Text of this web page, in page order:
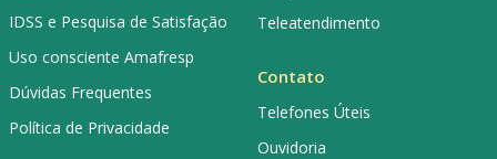
IDSS e Pesquisa de Satisfação
Uso consciente Amafresp
Dúvidas Frequentes
Política de Privacidade
Teleatendimento
Contato
Telefones Úteis
Ouvidoria